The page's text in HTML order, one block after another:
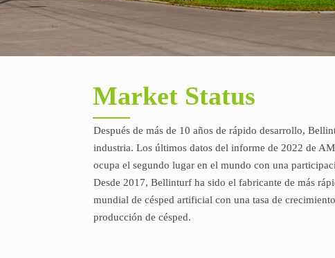
Market Status
Después de más de 10 años de rápido desarrollo,
industria. Los últimos datos del informe de 2022 de
ocupa el segundo lugar en el mundo con una
Desde 2017, Bellinturf ha sido el fabricante de más
mundial de césped artificial con una tasa de
producción de césped.